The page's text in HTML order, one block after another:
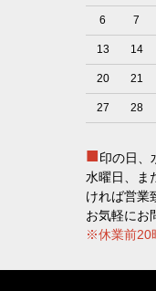
6 7
13 14
20 21
27 28
■印の日、
水曜日、ま
ければ営業
お気軽にお
※休業前20